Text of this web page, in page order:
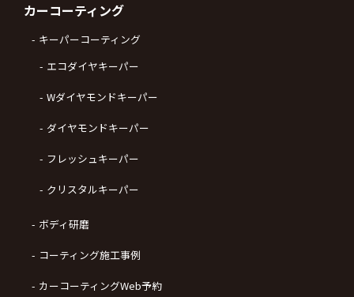
カーコーティング
キーパーコーティング
エコダイヤキーパー
Wダイヤモンドキーパー
ダイヤモンドキーパー
フレッシュキーパー
クリスタルキーパー
ボディ研磨
コーティング施工事例
カーコーティングWeb予約